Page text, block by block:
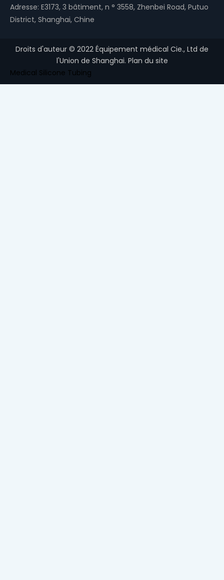
Adresse: E3173, 3 bâtiment, n ° 3558, Zhenbei Road, Putuo
District, Shanghai, Chine
Droits d'auteur © 2022 Équipement médical Cie., Ltd de
l'Union de Shanghai. Plan du site
Medical Silicone Tubing